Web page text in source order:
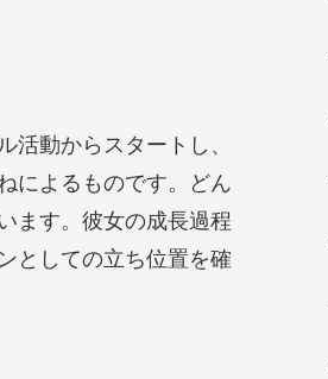
動からスタートし、
によるものです。どん
ます。彼女の成長過程
としての立ち位置を確